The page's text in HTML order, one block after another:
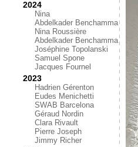
2024
Nina
Abdelkader Benchamma
Nina Roussière
Abdelkader Benchamma
Joséphine Topolanski
Samuel Spone
Jacques Fournel
2023
Hadrien Gérenton
Eudes Menichetti
SWAB Barcelona
Géraud Nordin
Clara Rivault
Pierre Joseph
Jimmy Richer